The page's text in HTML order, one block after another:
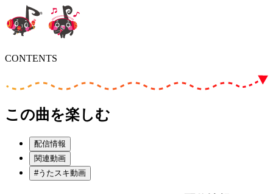
CONTENTS
この曲を楽しむ
配信情報
関連動画
#うたスキ動画